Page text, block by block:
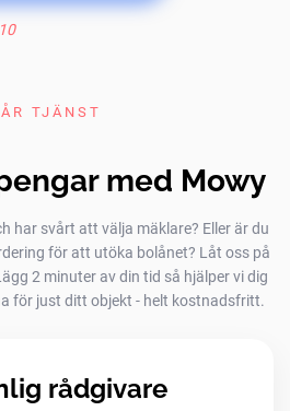
TJÄNST
med Mowy
har svårt att välja mäklare? Eller är du
för att utöka bolånet? Låt oss på
2 minuter av din tid så hjälper vi dig
för just ditt objekt - helt kostnadsfritt.
rådgivare